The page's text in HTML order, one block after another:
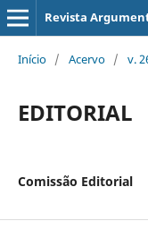
Revista
Início / Acervo / v.
EDITORIAL
Comissão Editorial